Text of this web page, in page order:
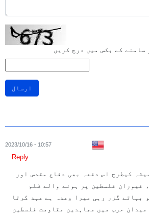
سامنے کے بکس میں درج کریں
ارسال
10:57 - 2023/10/16
Reply
کیطرح اس دفعہ بھی دفاع مقدس اور
غيوران فلسطین پر ہونے والے ظلم
بہاتے گزر رہی میرا وعدہ ہے عہد کرتا
میدان حرب میں مجاہدین مقاومت فلسطین